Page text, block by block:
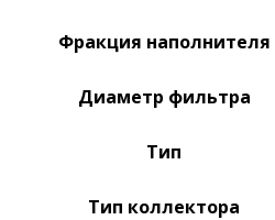
Фракция наполнителя
Диаметр фильтра
Тип
Тип коллектора